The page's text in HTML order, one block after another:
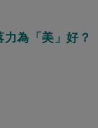
力為「美」好？